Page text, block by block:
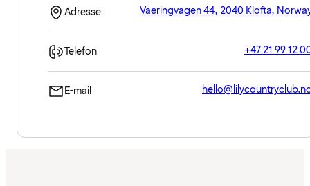
Adresse Vaeringvagen 44, 2040 Klofta,
Telefon +47 21 99 12
E-mail